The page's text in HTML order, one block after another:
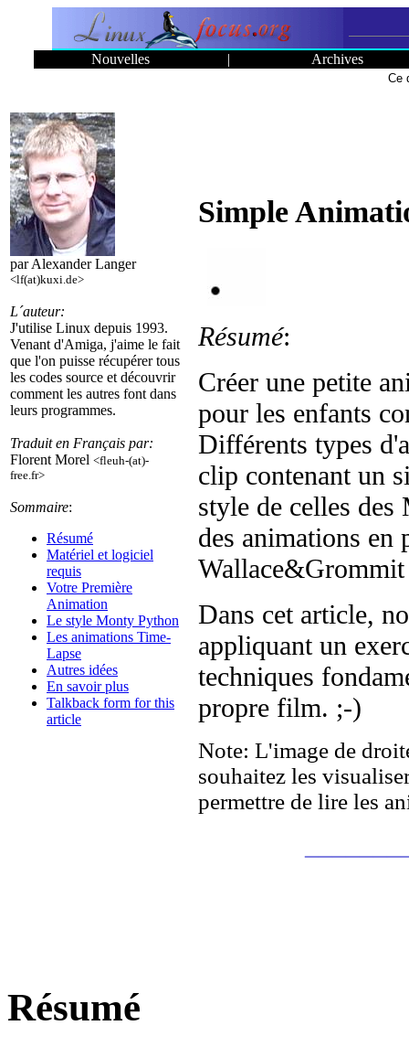
Nouvelles | Archives
Ce
par Alexander Langer
<lf(at)kuxi.de>
L´auteur:
J'utilise Linux depuis 1993.
Venant d'Amiga, j'aime le fait
que l'on puisse récupérer tous
les codes source et découvrir
comment les autres font dans
leurs programmes.
Traduit en Français par:
Florent Morel <fleuh-(at)-
free.fr>
Sommaire:
Résumé
Matériel et logiciel
requis
Votre Première
Animation
Le style Monty Python
Les animations Time-
Lapse
Autres idées
En savoir plus
Talkback form for this
article
Simple
Résumé:
Créer une petite
pour les enfants
Différents types
clip contenant un
style de celles
des animations en
Dans cet article,
appliquant un
techniques
propre film. ;-)
Note: L'image de
souhaitez les
permettre de lire les
Résumé